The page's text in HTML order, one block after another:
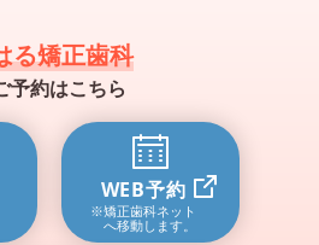
る矯正歯科
予約はこちら
WEB予約
※矯正歯科ネット
へ移動します。